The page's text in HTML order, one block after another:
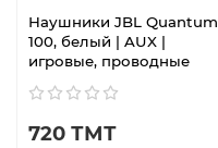
Наушники JBL Quantum
100, белый | AUX |
игровые, проводные
720 ТМТ